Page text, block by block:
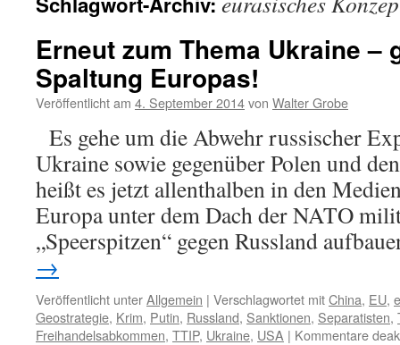
Erneut zum Thema Ukraine –
Spaltung Europas!
Veröffentlicht am 4. September 2014von Walter Grobe
Es gehe um die Abwehr russischer
Ukraine sowie gegenüber Polen und
heißt es jetzt allenthalben in den
Europa unter dem Dach der NATO
„Speerspitzen“ gegen Russland
→
Veröffentlicht unterAllgemein | Verschlagwortet mitChina, EU,
Geostrategie, Krim, Putin, Russland, Sanktionen, Separatisten,
Freihandelsabkommen, TTIP, Ukraine, USA | Kommentare